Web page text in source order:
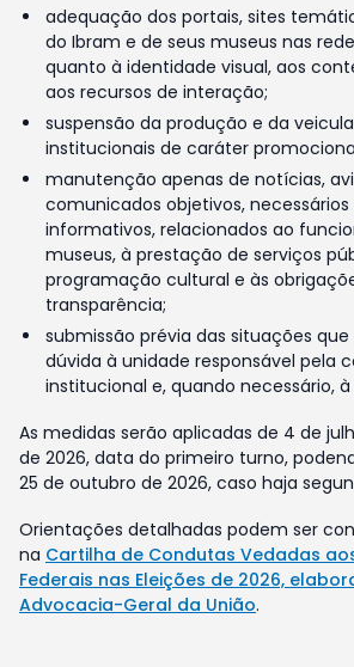
adequação dos portais, sites
do Ibram e de seus museus nas
quanto à identidade visual, aos
aos recursos de interação;
suspensão da produção e da
institucionais de caráter
manutenção apenas de notícias,
comunicados objetivos,
informativos, relacionados ao
museus, à prestação de serviços
programação cultural e às
transparência;
submissão prévia das situações
dúvida à unidade responsável pela
institucional e, quando necessário,
As medidas serão aplicadas de 4 de
de 2026, data do primeiro turno,
25 de outubro de 2026, caso haja
Orientações detalhadas podem ser
na Cartilha de Condutas Vedadas
Federais nas Eleições de 2026,
Advocacia-Geral da União.